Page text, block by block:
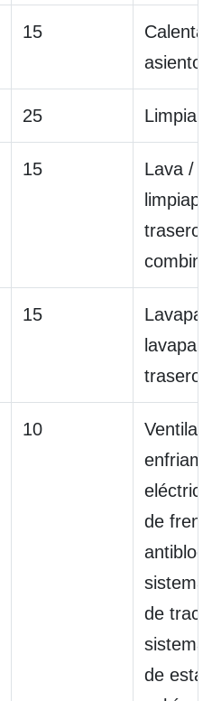
15
asiento.
25
15
Lava /
trasero
15
trasero
10
de
sistema
de
sistema
de